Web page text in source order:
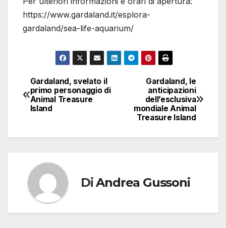
https://www.gardaland.it/esplora-
gardaland/sea-life-aquarium/
Navigazione
articoli
Gardaland, le
anticipazioni
dell’esclusiva
mondiale Animal
Treasure Island
Gardaland, svelato il
primo personaggio di
Animal Treasure
Island
DiAndrea Gussoni